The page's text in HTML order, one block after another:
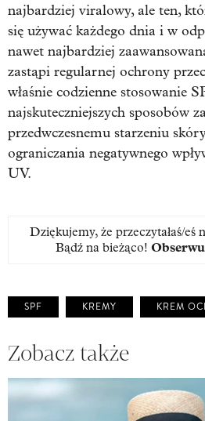
najbardziej viralowy, ale ten,
się używać każdego dnia i w
nawet najbardziej
zastąpi regularnej ochrony
właśnie codzienne stosowanie
najskuteczniejszych sposobów
przedwczesnemu starzeniu
ograniczania negatywnego
UV.
Dziękujemy, że przeczytałaś/eś
Bądź na bieżąco!
SPF KREMY KREM
Zobacz także